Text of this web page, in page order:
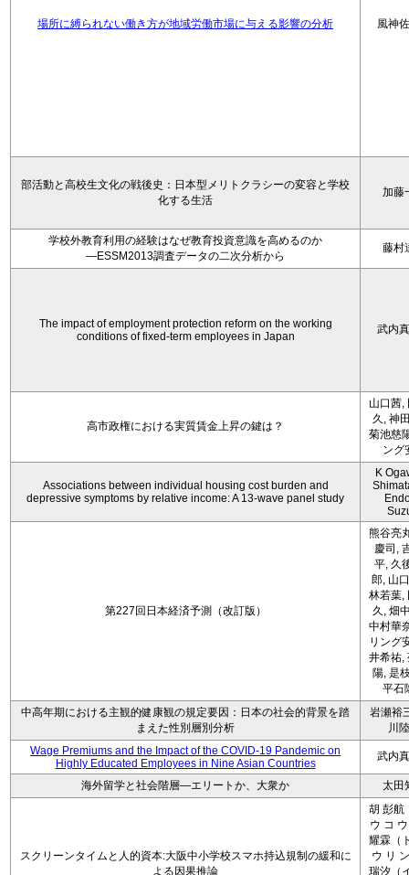
場所に縛られない働き方が地域労働市場に与える影響の分析 風神
部活動と高校生文化の戦後史：日本型メリトクラシーの変容と学校
化する生活
加藤
学校外教育利用の経験はなぜ教育投資意識を高めるのか
―ESSM2013調査データの二次分析から
藤村
The impact of employment protection reform on the working
conditions of fixed-term employees in Japan
武内
高市政権における実質賃金上昇の鍵は？
山口茜,
久, 神
菊池慈
ング
Associations between individual housing cost burden and
depressive symptoms by relative income: A 13-wave panel study
K
第227回日本経済予測（改訂版）
熊谷亮
慶司,
平, 久
郎, 山
林若葉,
久, 畑
中村華
リング
井希祐,
陽, 是
平石
中高年期における主観的健康観の規定要因：日本の社会的背景を踏
まえた性別層別分析
岩瀬裕
川
Wage Premiums and the Impact of the COVID‑19 Pandemic on
Highly Educated Employees in Nine Asian Countries
武内
海外留学と社会階層―エリートか、大衆か 太田
スクリーンタイムと人的資本:大阪中小学校スマホ持込規制の緩和に
よる因果推論
胡 彭航
ウ コ
耀霖（
ウ リ
瑞汐（